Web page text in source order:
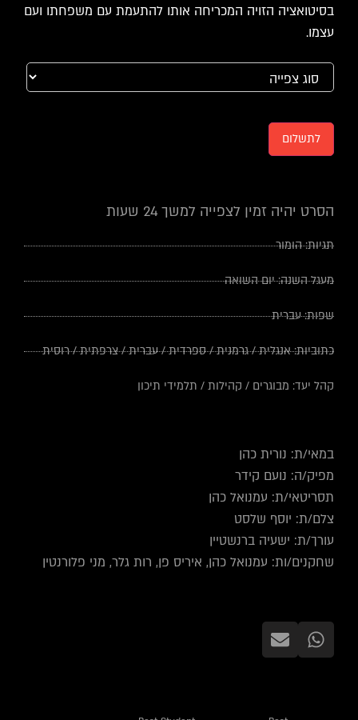
בסיטואציה הזויה המכריחה אותו להתעמת עם משפחתו ועם
עצמו.
לתשלום
הסרט יהיה זמין לצפייה למשך 24 שעות
תגיות:הומור
מעגל השנה:יום השואה
שפות:עברית
כתוביות:אנגלית/גרמנית/ספרדית/עברית/צרפתית/רוסית
קהל יעד: מבוגרים / קהילות / תלמידי תיכון
במאי/ת: נורית כהן
מפיק/ה: נועם קידר
תסריטאי/ת: עמנואל כהן
צלם/ת: יוסף שלסט
עורך/ת: ישעיה ברנשטיין
שחקנים/ות: עמנואל כהן, איריס פן, רות גלר, מני פלורנטין